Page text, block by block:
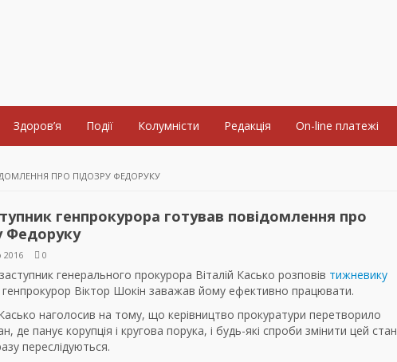
Здоров’я Події Колумністи Редакція On-line платежі
ПРО ПІДОЗРУ ФЕДОРУКУ
генпрокурора готував повідомлення про
Федоруку
0
генерального прокурора Віталій Касько розповів тижневику
Віктор Шокін заважав йому ефективно працювати.
наголосив на тому, що керівництво прокуратури перетворило
де панує корупція і кругова порука, і будь-які спроби змінити цей стан
переслідуються.